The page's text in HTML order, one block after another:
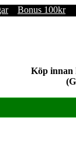
Bonus 100kr
Köp innan